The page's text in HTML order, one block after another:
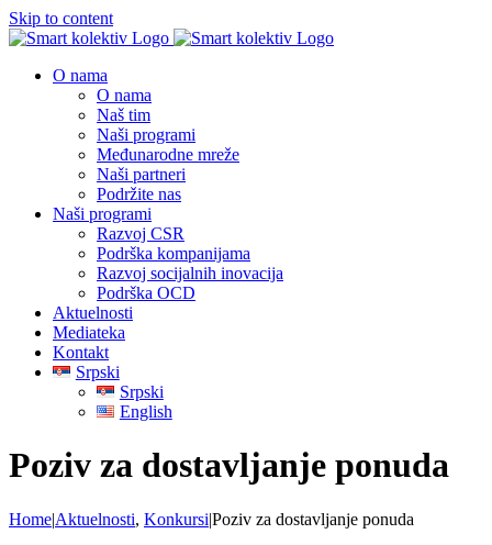
Skip to content
O nama
O nama
Naš tim
Naši programi
Međunarodne mreže
Naši partneri
Podržite nas
Naši programi
Razvoj CSR
Podrška kompanijama
Razvoj socijalnih inovacija
Podrška OCD
Aktuelnosti
Mediateka
Kontakt
Srpski
Srpski
English
Poziv za dostavljanje ponuda
Home|Aktuelnosti, Konkursi|Poziv za dostavljanje ponuda